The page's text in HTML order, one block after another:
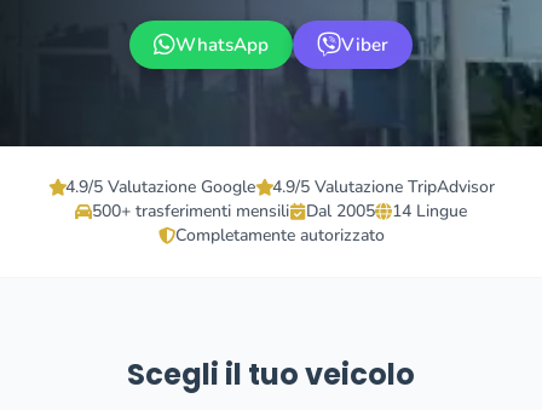
WhatsApp Viber
4.9/5 Valutazione Google
4.9/5 Valutazione TripAdvisor
500+ trasferimenti mensili
Dal 2005
14 Lingue
Completamente autorizzato
Scegli il tuo veicolo